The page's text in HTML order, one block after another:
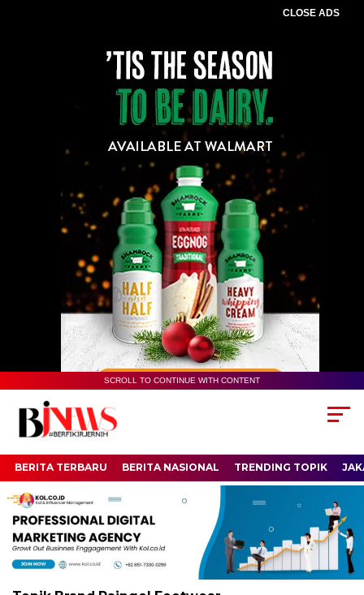
CLOSE ADS
SCROLL TO CONTINUE WITH CONTENT
BERITA TERBARU BERITA NASIONAL TRENDING TOPIK